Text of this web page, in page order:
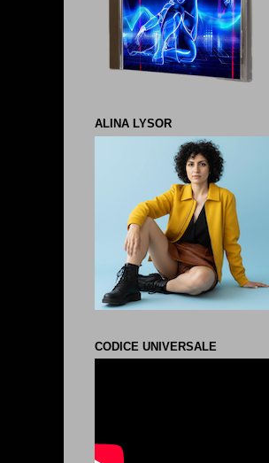
ALINA LYSOR
CODICE UNIVERSALE